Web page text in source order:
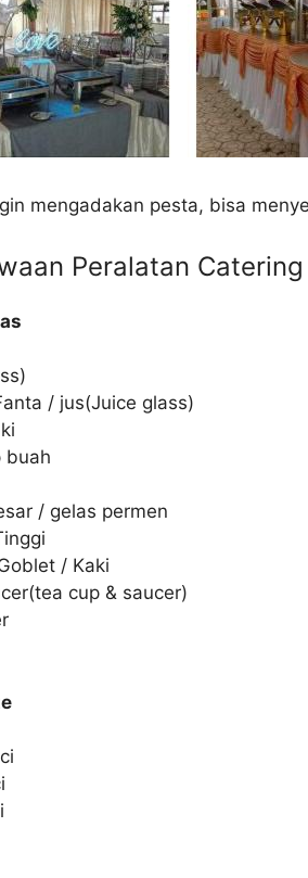
mengadakan pesta, bisa
Peralatan
/ jus(Juice glass)
buah
/ gelas permen
/ Kaki
cup & saucer)